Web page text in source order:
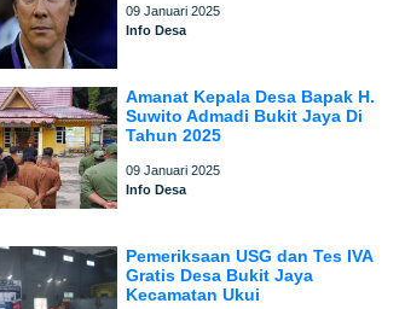
09 Januari 2025
Info Desa
Amanat Kepala Desa Bapak H.
Suwito Admadi Bukit Jaya Di
Tahun 2025
09 Januari 2025
Info Desa
Pemeriksaan USG dan Tes IVA
Gratis Desa Bukit Jaya
Kecamatan Ukui